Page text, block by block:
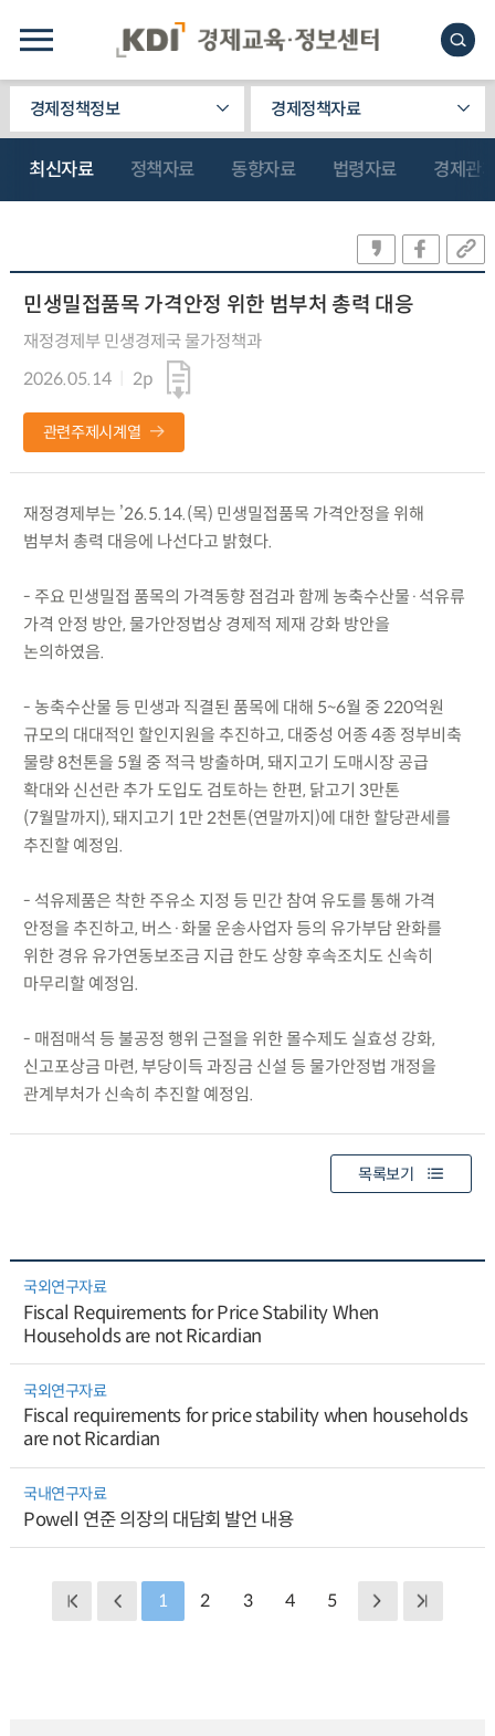
경제정책정보 경제정책자료
최신자료 정책자료 동향자료 법령자료 경제관
민생밀접품목 가격안정 위한 범부처 총력 대응
재정경제부 민생경제국 물가정책과
2026.05.14
2p
관련주제시계열
재정경제부는 ’26.5.14.(목) 민생밀접품목 가격안정을 위해
범부처 총력 대응에 나선다고 밝혔다.
- 주요 민생밀접 품목의 가격동향 점검과 함께 농축수산물·석유류
가격 안정 방안, 물가안정법상 경제적 제재 강화 방안을
논의하였음.
- 농축수산물 등 민생과 직결된 품목에 대해 5~6월 중 220억원
규모의 대대적인 할인지원을 추진하고, 대중성 어종 4종 정부비축
물량 8천톤을 5월 중 적극 방출하며, 돼지고기 도매시장 공급
확대와 신선란 추가 도입도 검토하는 한편, 닭고기 3만톤
(7월말까지), 돼지고기 1만 2천톤(연말까지)에 대한 할당관세를
추진할 예정임.
- 석유제품은 착한 주유소 지정 등 민간 참여 유도를 통해 가격
안정을 추진하고, 버스·화물 운송사업자 등의 유가부담 완화를
위한 경유 유가연동보조금 지급 한도 상향 후속조치도 신속히
마무리할 예정임.
- 매점매석 등 불공정 행위 근절을 위한 몰수제도 실효성 강화,
신고포상금 마련, 부당이득 과징금 신설 등 물가안정법 개정을
관계부처가 신속히 추진할 예정임.
목록보기
국외연구자료
Fiscal Requirements for Price Stability When
Households are not Ricardian
국외연구자료
Fiscal requirements for price stability when households
are not Ricardian
국내연구자료
Powell 연준 의장의 대담회 발언 내용
1 2 3 4 5